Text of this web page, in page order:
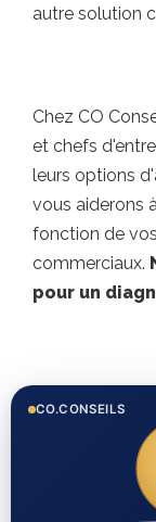
autre solution
Chez CO
et chefs
leurs options
vous aiderons
fonction de
commerciaux.
pour un
CO.CONSEILS